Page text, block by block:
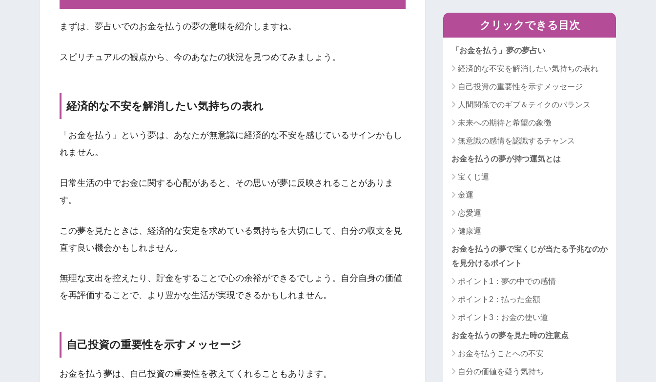
まずは、夢占いでのお金を払うの夢の意味を紹介しますね。
スピリチュアルの観点から、今のあなたの状況を見つめてみましょう。
経済的な不安を解消したい気持ちの表れ
「お金を払う」という夢は、あなたが無意識に経済的な不安を感じているサインかもし
れません。
日常生活の中でお金に関する心配があると、その思いが夢に反映されることがありま
す。
この夢を見たときは、経済的な安定を求めている気持ちを大切にして、自分の収支を見
直す良い機会かもしれません。
無理な支出を控えたり、貯金をすることで心の余裕ができるでしょう。自分自身の価値
を再評価することで、より豊かな生活が実現できるかもしれません。
自己投資の重要性を示すメッセージ
お金を払う夢は、自己投資の重要性を教えてくれることもあります。
クリックできる目次
「お金を払う」夢の夢占い
経済的な不安を解消したい気持ちの表れ
自己投資の重要性を示すメッセージ
人間関係でのギブ＆テイクのバランス
未来への期待と希望の象徴
無意識の感情を認識するチャンス
お金を払うの夢が持つ運気とは
宝くじ運
金運
恋愛運
健康運
お金を払うの夢で宝くじが当たる予兆なのか
を見分けるポイント
ポイント1：夢の中での感情
ポイント2：払った金額
ポイント3：お金の使い道
お金を払うの夢を見た時の注意点
お金を払うことへの不安
自分の価値を疑う気持ち